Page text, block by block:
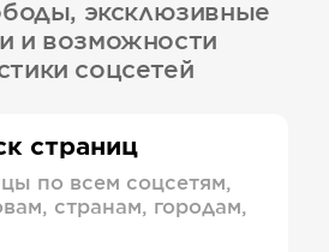
эксклюзивные
и возможности
соцсетей
страниц
по всем соцсетям,
странам, городам,